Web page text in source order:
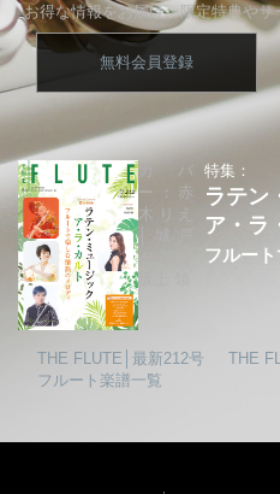
お得な情報をお届け、限定特典やサ
無料会員登録
特集：
ラテン
ア・ラ
フルー
カバ
ー：赤
木りえ
THE FLUTE│最新212号
THE
フルート楽譜一覧